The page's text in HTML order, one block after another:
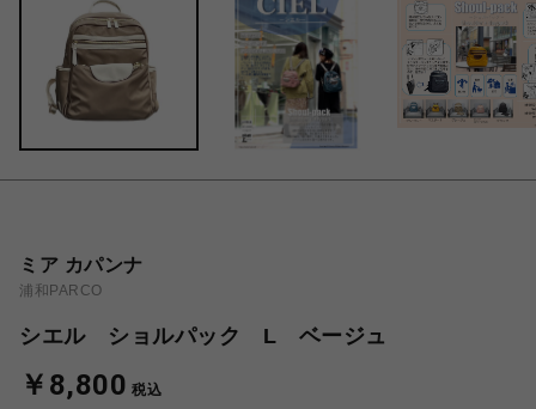
ミア カパンナ
浦和PARCO
シエル ショルパック L ベージュ
￥8,800 税込